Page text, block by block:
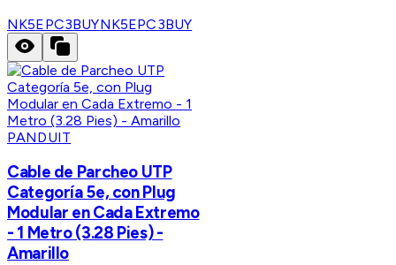
NK5EPC3BUYNK5EPC3BUY
PANDUIT
Cable de Parcheo UTP
Categoría 5e, con Plug
Modular en Cada Extremo
- 1 Metro (3.28 Pies) -
Amarillo